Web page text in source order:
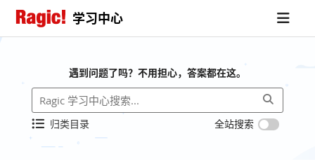
学习中心
遇到问题了吗？不用担心，答案都在这。
归类目录 全站搜索